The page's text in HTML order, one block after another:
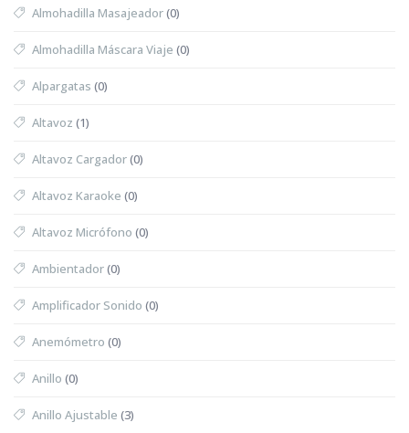
Almohadilla Masajeador(0)
Almohadilla Máscara Viaje (0)
Alpargatas (0)
Altavoz (1)
Altavoz Cargador(0)
Altavoz Karaoke (0)
Altavoz Micrófono (0)
Ambientador(0)
Amplificador Sonido (0)
Anemómetro (0)
Anillo (0)
Anillo Ajustable (3)